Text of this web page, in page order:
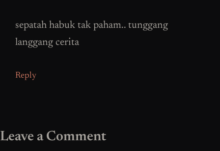
sepatah habuk tak paham.. tunggang
langgang cerita
Reply
Leave a Comment